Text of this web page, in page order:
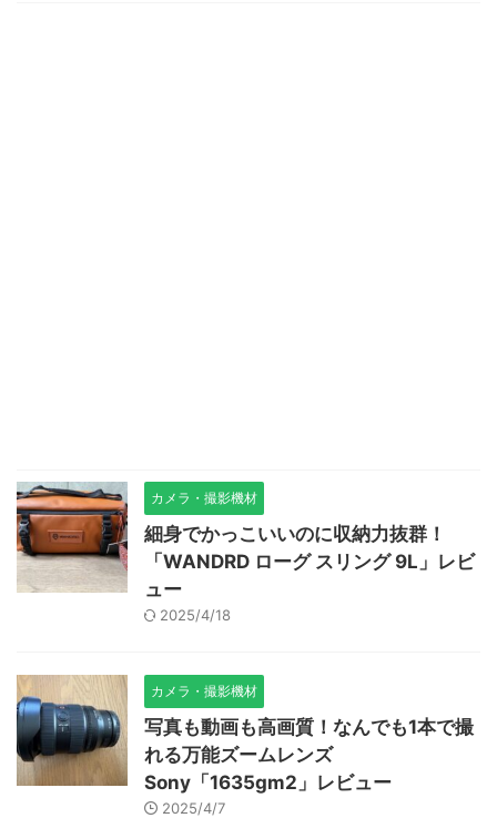
カメラ・撮影機材
細身でかっこいいのに収納力抜群！
「WANDRD ローグ スリング 9L」レビ
ュー
2025/4/18
カメラ・撮影機材
写真も動画も高画質！なんでも1本で撮
れる万能ズームレンズ
Sony「1635gm2」レビュー
2025/4/7